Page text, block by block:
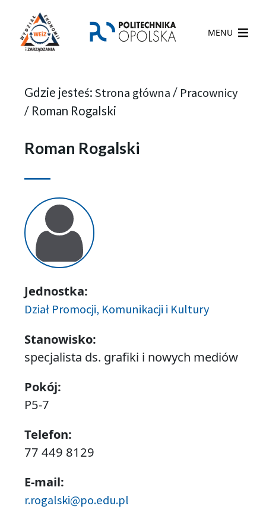
MENU
Gdzie jesteś: Strona główna / Pracownicy
/ Roman Rogalski
Roman Rogalski
Jednostka:
Dział Promocji, Komunikacji i Kultury
Stanowisko:
specjalista ds. grafiki i nowych mediów
Pokój:
P5-7
Telefon:
77 449 8129
E-mail:
r.rogalski@po.edu.pl